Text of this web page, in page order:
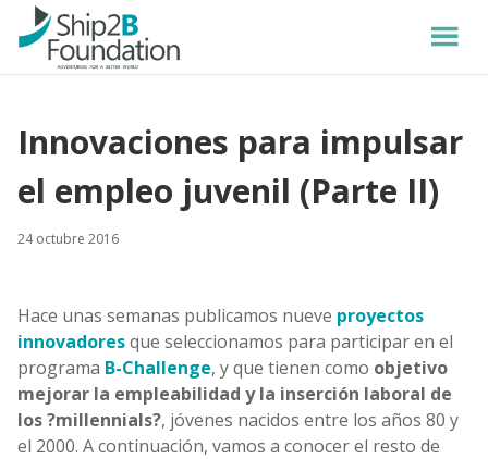
Innovaciones para impulsar
el empleo juvenil (Parte II)
24 octubre 2016
Hace unas semanas publicamos nueve proyectos
innovadoresque seleccionamos para participar en el
programa B-Challenge, y que tienen como objetivo
mejorar la empleabilidad y la inserción laboral de
los ?millennials?, jóvenes nacidos entre los años 80 y
el 2000. A continuación, vamos a conocer el resto de